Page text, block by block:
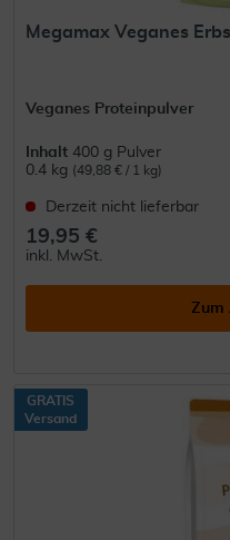
Megamax Veganes
Veganes Proteinpulver
Inhalt 400 g Pulver
0.4 kg (49,88 € / 1 kg)
Derzeit nicht lieferbar
19,95 €
inkl. MwSt.
Zum
GRATIS
Versand